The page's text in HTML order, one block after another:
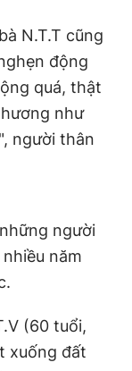
N.T.T cũng
động
quá, thật
như
người thân
người
năm
(60 tuổi,
xuống đất